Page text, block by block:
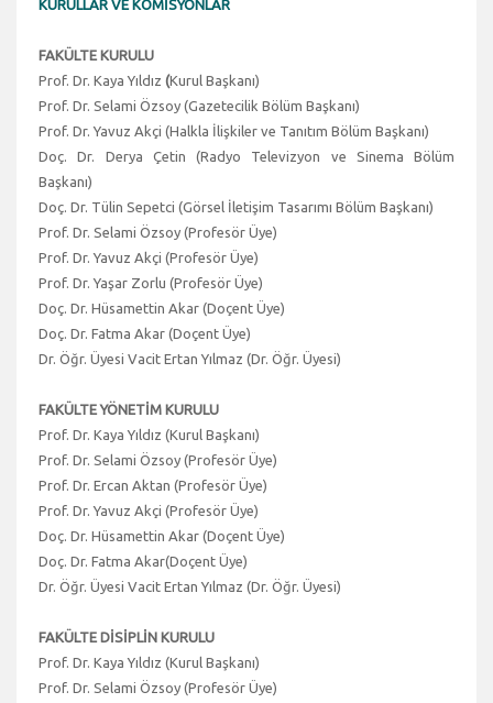
KURULLAR VE KOMİSYONLAR
FAKÜLTE KURULU
Prof. Dr. Kaya Yıldız (Kurul Başkanı)
Prof. Dr. Selami Özsoy (Gazetecilik Bölüm Başkanı)
Prof. Dr. Yavuz Akçi (Halkla İlişkiler ve Tanıtım Bölüm Başkanı)
Doç. Dr. Derya Çetin (Radyo Televizyon ve Sinema Bölüm
Başkanı)
Doç. Dr. Tülin Sepetci (Görsel İletişim Tasarımı Bölüm Başkanı)
Prof. Dr. Selami Özsoy (Profesör Üye)
Prof. Dr. Yavuz Akçi (Profesör Üye)
Prof. Dr. Yaşar Zorlu (Profesör Üye)
Doç. Dr. Hüsamettin Akar (Doçent Üye)
Doç. Dr. Fatma Akar (Doçent Üye)
Dr. Öğr. Üyesi Vacit Ertan Yılmaz (Dr. Öğr. Üyesi)
FAKÜLTE YÖNETİM KURULU
Prof. Dr. Kaya Yıldız (Kurul Başkanı)
Prof. Dr. Selami Özsoy (Profesör Üye)
Prof. Dr. Ercan Aktan (Profesör Üye)
Prof. Dr. Yavuz Akçi (Profesör Üye)
Doç. Dr. Hüsamettin Akar (Doçent Üye)
Doç. Dr. Fatma Akar(Doçent Üye)
Dr. Öğr. Üyesi Vacit Ertan Yılmaz (Dr. Öğr. Üyesi)
FAKÜLTE DİSİPLİN KURULU
Prof. Dr. Kaya Yıldız (Kurul Başkanı)
Prof. Dr. Selami Özsoy (Profesör Üye)